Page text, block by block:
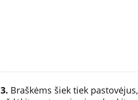
3. Braškėms šiek tiek